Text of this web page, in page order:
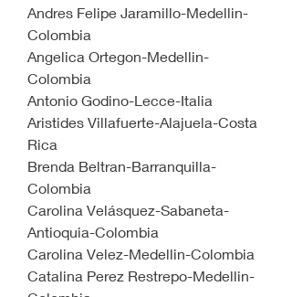
Andres Felipe Jaramillo-Medellin-
Colombia
Angelica Ortegon-Medellin-
Colombia
Antonio Godino-Lecce-Italia
Aristides Villafuerte-Alajuela-Costa
Rica
Brenda Beltran-Barranquilla-
Colombia
Carolina Velásquez-Sabaneta-
Antioquia-Colombia
Carolina Velez-Medellin-Colombia
Catalina Perez Restrepo-Medellin-